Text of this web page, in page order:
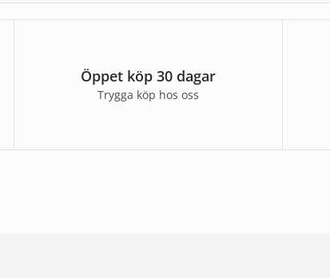
Öppet köp 30 dagar
Trygga köp hos oss